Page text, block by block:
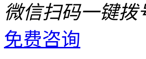
微信扫码一键拨
免费咨询